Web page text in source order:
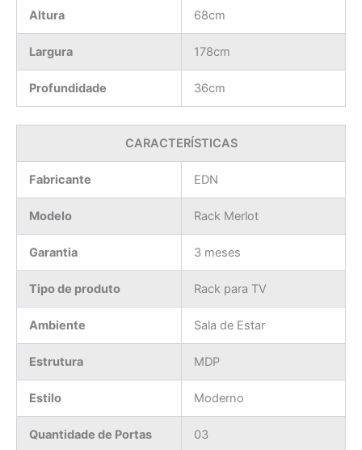
Altura 68cm
Largura 178cm
Profundidade 36cm
CARACTERÍSTICAS
Fabricante EDN
Modelo Rack Merlot
Garantia 3 meses
Tipo de produto Rack para TV
Ambiente Sala de Estar
Estrutura MDP
Estilo Moderno
Quantidade de Portas 03